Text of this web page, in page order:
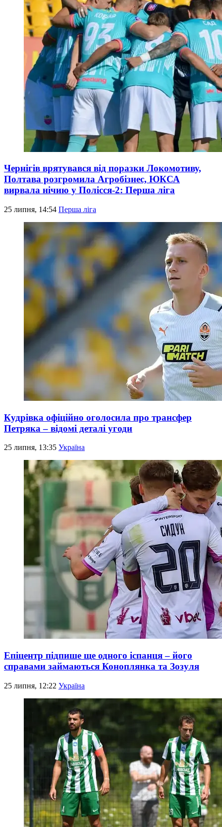
Чернігів врятувався від поразки Локомотиву,
Полтава розгромила Агробізнес, ЮКСА
вирвала нічию у Полісся-2: Перша ліга
25 липня, 14:54 Перша ліга
Кудрівка офіційно оголосила про трансфер
Петряка – відомі деталі угоди
25 липня, 13:35 Україна
Епіцентр підпише ще одного іспанця – його
справами займаються Коноплянка та Зозуля
25 липня, 12:22 Україна